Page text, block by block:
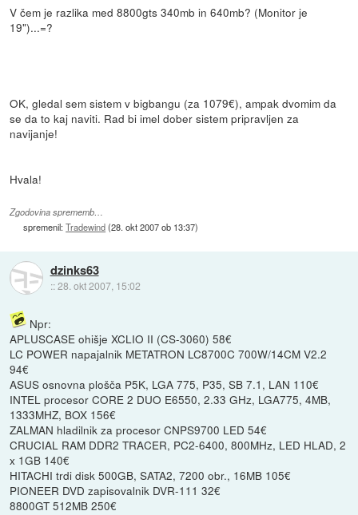
V čem je razlika med 8800gts 340mb in 640mb? (Monitor je
19")...=?
OK, gledal sem sistem v bigbangu (za 1079€), ampak dvomim da
se da to kaj naviti. Rad bi imel dober sistem pripravljen za
navijanje!
Hvala!
Zgodovina sprememb…
spremenil:Tradewind(28. okt 2007 ob 13:37)
dzinks63
::28. okt 2007, 15:02
Npr:
APLUSCASE ohišje XCLIO II (CS-3060) 58€
LC POWER napajalnik METATRON LC8700C 700W/14CM V2.2
94€
ASUS osnovna plošča P5K, LGA 775, P35, SB 7.1, LAN 110€
INTEL procesor CORE 2 DUO E6550, 2.33 GHz, LGA775, 4MB,
1333MHZ, BOX 156€
ZALMAN hladilnik za procesor CNPS9700 LED 54€
CRUCIAL RAM DDR2 TRACER, PC2-6400, 800MHz, LED HLAD, 2
x 1GB 140€
HITACHI trdi disk 500GB, SATA2, 7200 obr., 16MB 105€
PIONEER DVD zapisovalnik DVR-111 32€
8800GT 512MB 250€